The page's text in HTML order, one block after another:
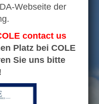
Webseite der
contact us
Platz bei COLE
Sie uns bitte